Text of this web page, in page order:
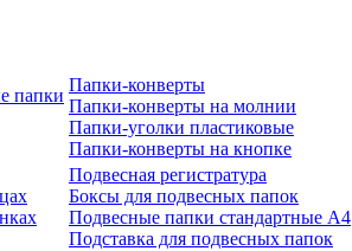
папки
Папки-конверты
Папки-конверты на молнии
Папки-уголки пластиковые
Папки-конверты на кнопке
Подвесная регистратура
Боксы для подвесных папок
Подвесные папки стандартные А4
Подставка для подвесных папок